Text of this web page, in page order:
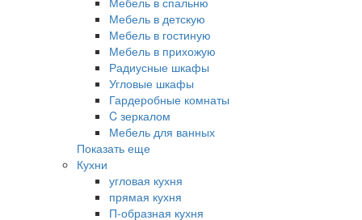
Мебель в детскую
Мебель в гостиную
Мебель в прихожую
Радиусные шкафы
Угловые шкафы
Гардеробные комнаты
C зеркалом
Мебель для ванных
Показать еще
Кухни
угловая кухня
прямая кухня
П-образная кухня